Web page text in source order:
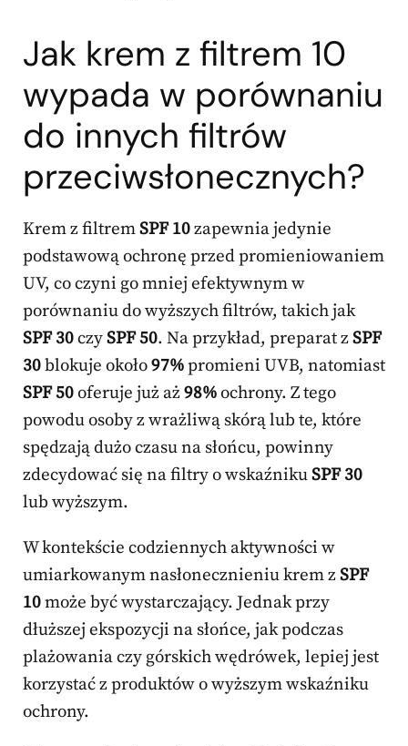
Jak krem z filtrem 10
wypada w porównaniu
do innych filtrów
przeciwsłonecznych?
Krem z filtremSPF 10zapewnia jedynie
podstawową ochronę przed promieniowaniem
UV, co czyni go mniej efektywnym w
porównaniu do wyższych filtrów, takich jak
SPF 30czySPF 50. Na przykład, preparat zSPF
30blokuje około97%promieni UVB, natomiast
SPF 50oferuje już aż98%ochrony. Z tego
powodu osoby z wrażliwą skórą lub te, które
spędzają dużo czasu na słońcu, powinny
zdecydować się na filtry o wskaźnikuSPF 30
lub wyższym.
W kontekście codziennych aktywności w
umiarkowanym nasłonecznieniu krem zSPF
10może być wystarczający. Jednak przy
dłuższej ekspozycji na słońce, jak podczas
plażowania czy górskich wędrówek, lepiej jest
korzystać z produktów o wyższym wskaźniku
ochrony.